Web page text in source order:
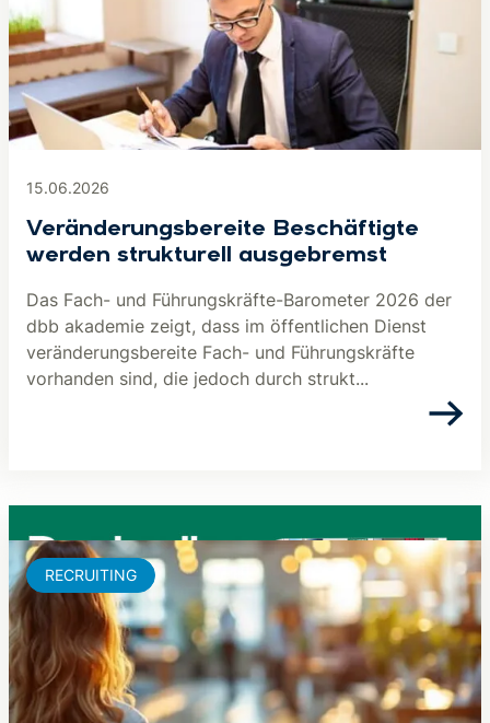
15.06.2026
Veränderungsbereite Beschäftigte
werden strukturell ausgebremst
Das Fach- und Führungskräfte-Barometer 2026 der
dbb akademie zeigt, dass im öffentlichen Dienst
veränderungsbereite Fach- und Führungskräfte
vorhanden sind, die jedoch durch strukt...
RECRUITING